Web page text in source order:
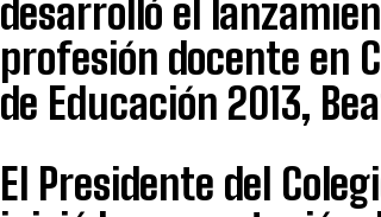
desarrolló el
profesión docente en
de Educación 2013,
El Presidente del